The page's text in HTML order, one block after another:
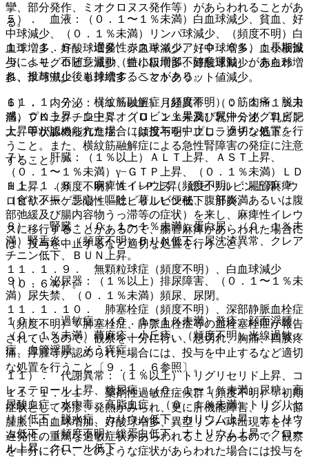
５）． 血液：（０．１〜１％未満）白血球減少、貧血、好
中球減少、（０．１％未満）リンパ球減少、（頻度不明）白
血球増多、好酸球増多、赤血球減少、好中球増多、血小板減
少、ヘモグロビン減少、血小板増多、好酸球減少、赤血球増
多、単球減少、単球増多、ヘマトクリット値減少。
６）． 内分泌：（１％以上）月経異常、（０．１〜１％未
満）プロラクチン上昇、（０．１％未満）乳汁分泌、乳房肥
大、甲状腺機能亢進症、（頻度不明）プロラクチン低下。
７）． 肝臓：（１％以上）ＡＬＴ上昇、ＡＳＴ上昇、
（０．１〜１％未満）γ−ＧＴＰ上昇、（０．１％未満）ＬＤ
Ｈ上昇、（頻度不明）Ａｌ−Ｐ上昇、総ビリルビン上昇、ウ
ロビリノーゲン陽性、総ビリルビン低下、肝炎。
８）． 腎臓：（０．１〜１％未満）蛋白尿、（０．１％未
満）腎盂炎、（頻度不明）ＢＵＮ低下、尿沈渣異常、クレア
チニン低下、ＢＵＮ上昇。
９）． 泌尿器：（１％以上）排尿障害、（０．１〜１％未
満）尿失禁、（０．１％未満）頻尿、尿閉。
１０）． 過敏症：（０．１〜１％未満）発疹、顔面浮腫、
（０．１％未満）蕁麻疹、小丘疹、（頻度不明）光線過敏
症、血管浮腫、そう痒症。
１１）． 代謝異常：（１％以上）トリグリセリド上昇、コ
レステロール上昇、糖尿病、（０．１〜１％未満）尿糖、高
尿酸血症、水中毒、高脂血症、（０．１％未満）トリグリセ
リド低下、脱水症、カリウム低下、カリウム上昇、ナトリウ
ム低下、（頻度不明）総蛋白低下、ナトリウム上昇、クロー
ル上昇、クロール低下。
攣、部分発作、ミオクロヌス発作等）があらわれることがあ
る。
１１．１．６． 遅発性ジスキネジア（０．６％）：長期投
与により、不随意運動（特に口周部不随意運動）があらわ
れ、投与中止後も持続することがある。
１１．１．７． 横紋筋融解症（頻度不明）：筋肉痛、脱力
感、ＣＫ上昇、血中ミオグロビン上昇及び尿中ミオグロビン
上昇等が認められた場合には投与を中止し、適切な処置を行
うこと。また、横紋筋融解症による急性腎障害の発症に注意
すること。
１１．１．８． 麻痺性イレウス（頻度不明）：腸管麻痺
（食欲不振、悪心・嘔吐、著しい便秘、腹部膨満あるいは腹
部弛緩及び腸内容物うっ滞等の症状）を来し、麻痺性イレウ
スに移行することがあるので、腸管麻痺があらわれた場合に
は、投与を中止するなど適切な処置を行うこと。
１１．１．９． 無顆粒球症（頻度不明）、白血球減少
（０．６％）。
１１．１．１０． 肺塞栓症（頻度不明）、深部静脈血栓症
（頻度不明）：肺塞栓症、静脈血栓症等の血栓塞栓症が報告
されているので、観察を十分に行い、息切れ、胸痛、四肢疼
痛、浮腫等が認められた場合には、投与を中止するなど適切
な処置を行うこと〔９．１．６参照〕。
１１．１．１１． 薬剤性過敏症症候群（頻度不明）：初期
症状として発疹、発熱がみられ、更に肝機能障害、リンパ節
腫脹、白血球増加、好酸球増多、異型リンパ球出現等を伴う
遅発性の重篤な過敏症状があらわれることがあるので、観察
を十分に行い、このような症状があらわれた場合には投与を